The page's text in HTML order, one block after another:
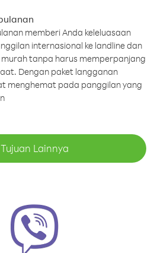
memberi Anda keleluasaan
internasional ke landline dan
tanpa harus memperpanjang
Dengan paket langganan
menghemat pada panggilan yang
Tujuan Lainnya